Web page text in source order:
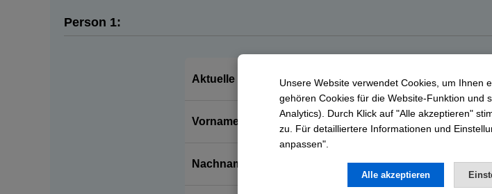
Person 1:
Aktuelle Krankenkasse
Vorname:
Nachname:
Unsere Website verwendet Cookies, um Ihnen
gehören Cookies für die Website-Funktion und
Analytics). Durch Klick auf "Alle akzeptieren"
zu. Für detailliertere Informationen und
anpassen".
Alle akzeptieren